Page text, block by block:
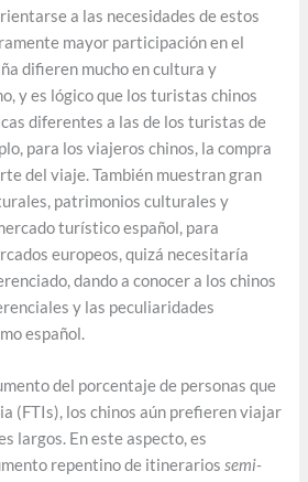
a las necesidades de estos
mayor participación en el
difieren mucho en cultura y
y es lógico que los turistas chinos
diferentes a las de los turistas de
para los viajeros chinos, la compra
del viaje. También muestran gran
patrimonios culturales y
turístico español, para
europeos, quizá necesitaría
dando a conocer a los chinos
y las peculiaridades
español.
del porcentaje de personas que
(FTIs), los chinos aún prefieren viajar
largos. En este aspecto, es
repentino de itinerariossemi-